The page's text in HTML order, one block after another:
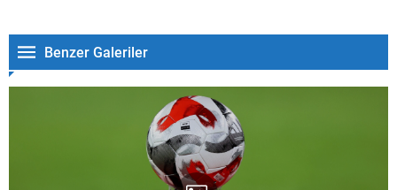
Benzer Galeriler